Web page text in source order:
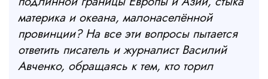
материка и океана, малонаселённой
провинции? На все эти вопросы пытается
ответить писатель и журналист Василий
Авченко, обращаясь к тем, кто торил